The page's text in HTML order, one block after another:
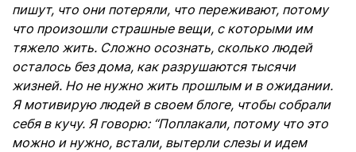
пишут, что они потеряли, что переживают, потому
что произошли страшные вещи, с которыми им
тяжело жить. Сложно осознать, сколько людей
осталось без дома, как разрушаются тысячи
жизней. Но не нужно жить прошлым и в ожидании.
Я мотивирую людей в своем блоге, чтобы собрали
себя в кучу. Я говорю: “Поплакали, потому что это
можно и нужно, встали, вытерли слезы и идем